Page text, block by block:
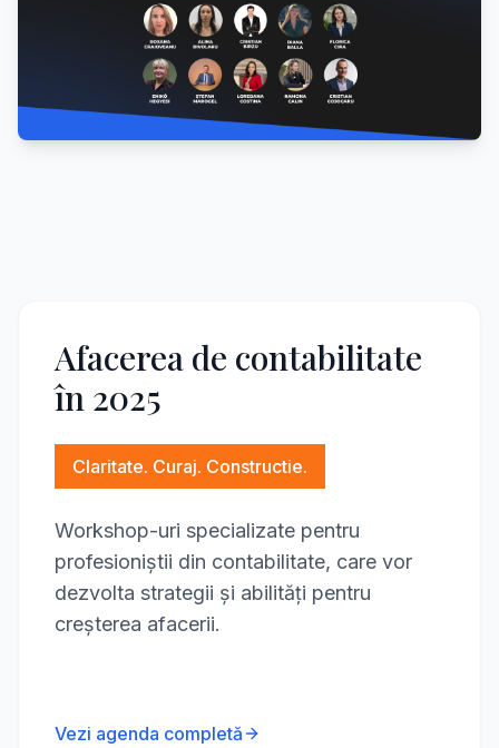
Afacerea de contabilitate
în 2025
Claritate. Curaj. Constructie.
Workshop-uri specializate pentru
profesioniștii din contabilitate, care vor
dezvolta strategii și abilități pentru
creșterea afacerii.
Vezi agenda completă